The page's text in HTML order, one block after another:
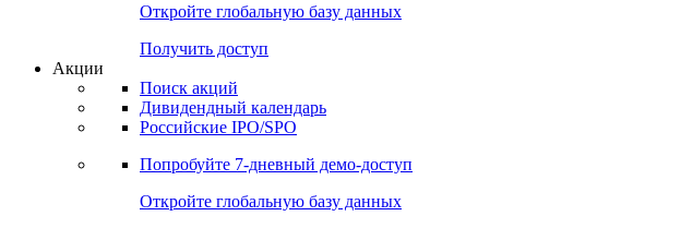
Откройте глобальную базу данных
Получить доступ
Акции
Поиск акций
Дивидендный календарь
Российские IPO/SPO
Попробуйте 7-дневный демо-доступ
Откройте глобальную базу данных